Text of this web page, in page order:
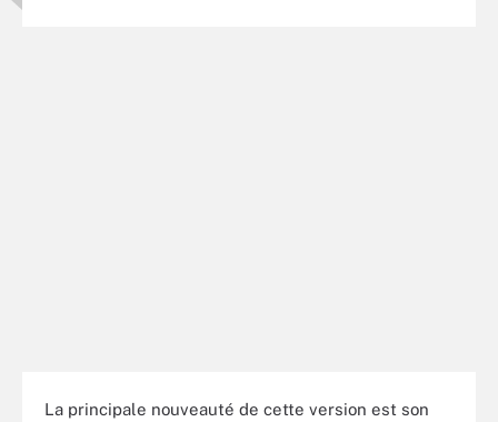
La principale nouveauté de cette version est son